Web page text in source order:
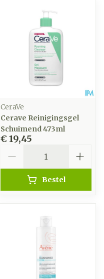
CeraVe
Cerave Reinigingsgel
Schuimend 473ml
€ 19,45
Bestel